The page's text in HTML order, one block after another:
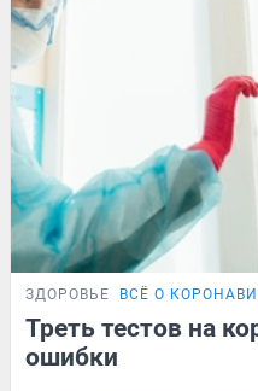
ЗДОРОВЬЕ ВСЁ О
Треть тестов на
ошибки